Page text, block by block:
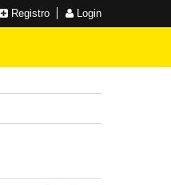
Registro Login